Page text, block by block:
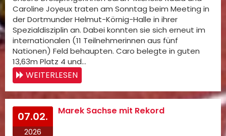
Caroline Joyeux traten am Sonntag beim Meeting in
der Dortmunder Helmut-Körnig-Halle in ihrer
Spezialdisziplin an. Dabei konnten sie sich erneut im
internationalen (11 Teilnehmerinnen aus fünf
Nationen) Feld behaupten. Caro belegte in guten
13,63m Platz 4 und…
WEITERLESEN
07.02.
2026
Marek Sachse mit Rekord